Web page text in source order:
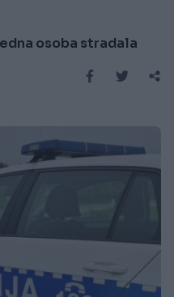
osoba stradala